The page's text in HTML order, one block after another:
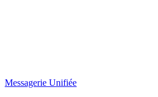
Messagerie Unifiée